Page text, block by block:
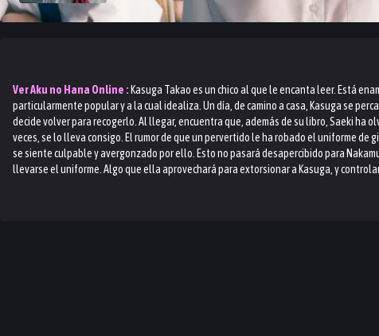
VerAku no Hana Online : Kasuga Takao es un chico al que le encanta leer. Está
particularmente popular y a la cual idealiza. Un día, de camino a casa, Kasuga se
decide volver para recogerlo. Al llegar, encuentra que, además de su libro, Saeki ha
veces, se lo lleva consigo. El rumor de que un pervertido le ha robado el uniforme de
se siente culpable y avergonzado por ello. Esto no pasará desapercibido para
llevarse el uniforme. Algo que ella aprovechará para extorsionar a Kasuga, y